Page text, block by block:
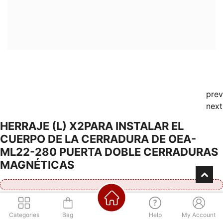
prev
next
HERRAJE (L) X2PARA INSTALAR EL
CUERPO DE LA CERRADURA DE OEA-
ML22-280 PUERTA DOBLE CERRADURAS
MAGNÉTICAS
Consultá por nuestra financiación
Categories Bag Help My Account